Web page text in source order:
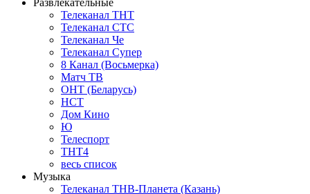
Телеканал ТНТ
Телеканал СТС
Телеканал Че
Телеканал Супер
8 Канал (Восьмерка)
Матч ТВ
ОНТ (Беларусь)
НСТ
Дом Кино
Ю
Телеспорт
ТНТ4
весь список
Музыка
Телеканал ТНВ-Планета (Казань)